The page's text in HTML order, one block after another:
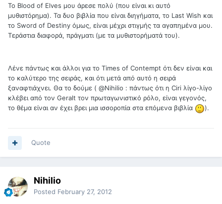
Το Blood of Elves μου άρεσε πολύ (που είναι κι αυτό
μυθιστόρημα). Τα δυο βιβλία που είναι διηγήματα, το Last Wish και
το Sword of Destiny όμως, είναι μέχρι στιγμής τα αγαπημένα μου.
Τεράστια διαφορά, πράγματι (με τα μυθιστορήματά του).
Λένε πάντως και άλλοι για το Times of Contempt ότι δεν είναι και
το καλύτερο της σειράς, και ότι μετά από αυτό η σειρά
ξαναφτιάχνει. Θα το δούμε ( @Nihilio : πάντως ότι η Ciri λίγο-λίγο
κλέβει από τον Geralt τον πρωταγωνιστικό ρόλο, είναι γεγονός,
το θέμα είναι αν έχει βρει μια ισσοροπία στα επόμενα βιβλία
).
Quote
Nihilio
Posted February 27, 2012